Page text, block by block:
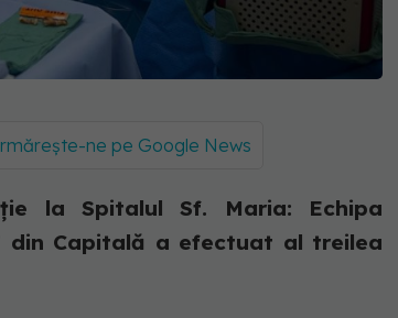
ne pe Google News
la Spitalul Sf. Maria: Echipa
din Capitală a efectuat al treilea